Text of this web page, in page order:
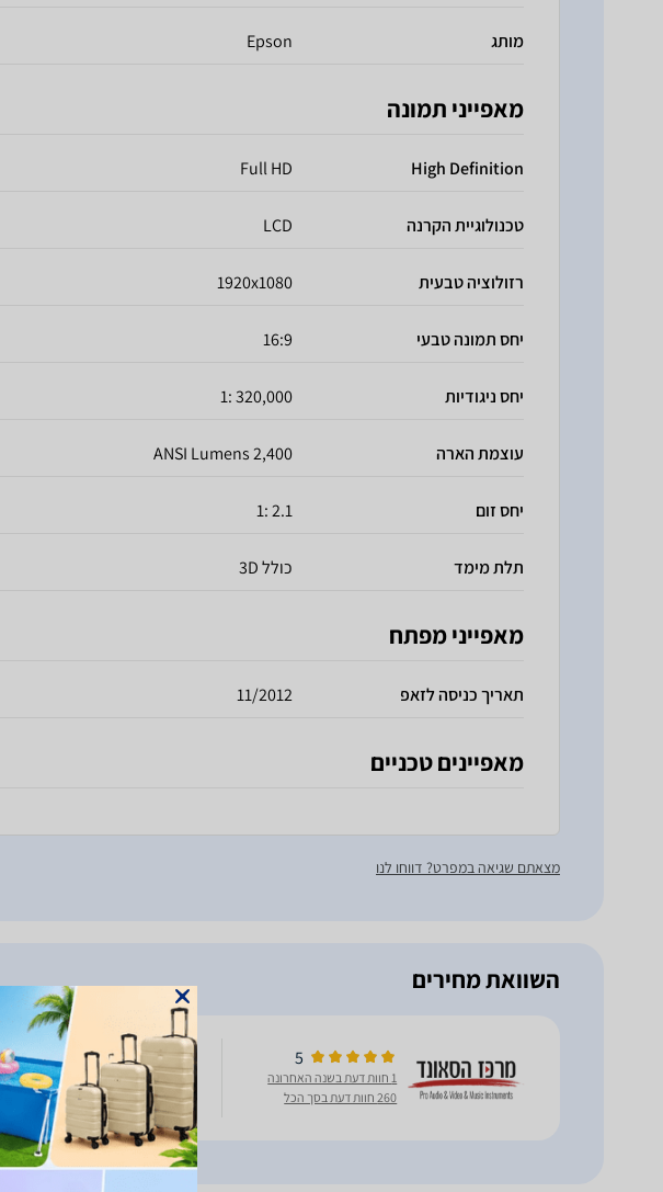
מותג Epson
מאפייני תמונה
High Definition
Full HD
טכנולוגיית הקרנה LCD
רזולוציה טבעית 1920x1080
יחס תמונה טבעי 16:9
יחס ניגודיות 320,000 :1
עוצמת הארה 2,400 ANSI Lumens
יחס זום 2.1 :1
תלת מימד כולל 3D
מאפייני מפתח
תאריך כניסה לזאפ 11/2012
מאפיינים טכניים
מצאתם שגיאה במפרט? דווחו לנו
השוואת מחירים
5
1 חוות דעת בשנה האחרונה
260 חוות דעת בסך הכל
מקרן EPSON TW8100